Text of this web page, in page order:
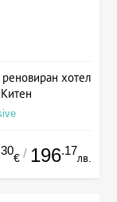
хотел
€ / 196.17
лв.